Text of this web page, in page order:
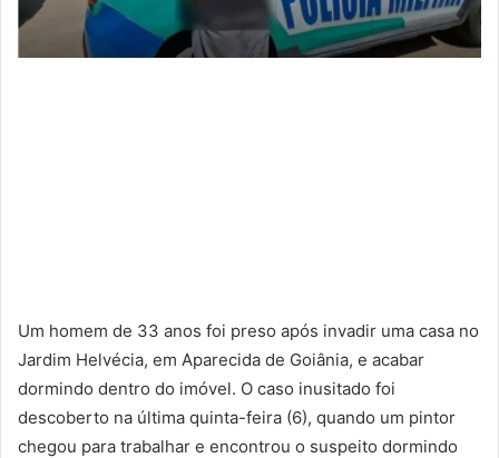
Um homem de 33 anos foi preso após invadir uma casa no
Jardim Helvécia, em Aparecida de Goiânia, e acabar
dormindo dentro do imóvel. O caso inusitado foi
descoberto na última quinta-feira (6), quando um pintor
chegou para trabalhar e encontrou o suspeito dormindo